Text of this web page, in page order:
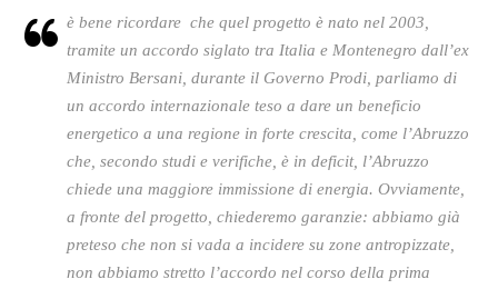
è bene ricordare che quel progetto è nato nel 2003,
tramite un accordo siglato tra Italia e Montenegro dall’ex
Ministro Bersani, durante il Governo Prodi, parliamo di
un accordo internazionale teso a dare un beneficio
energetico a una regione in forte crescita, come l’Abruzzo
che, secondo studi e verifiche, è in deficit, l’Abruzzo
chiede una maggiore immissione di energia. Ovviamente,
a fronte del progetto, chiederemo garanzie: abbiamo già
preteso che non si vada a incidere su zone antropizzate,
non abbiamo stretto l’accordo nel corso della prima